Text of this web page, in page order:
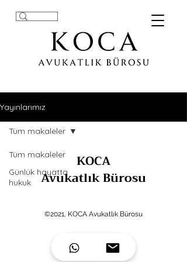
Yayınlarımız
Tüm makaleler
Günlük hayatta
hukuk
Tüm makaleler
KOCA
Avukatlık Bürosu
©2021, KOCA Avukatlık Bürosu